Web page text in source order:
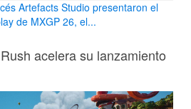
Artefacts Studio presentaron el
de MXGP 26, el...
acelera su lanzamiento